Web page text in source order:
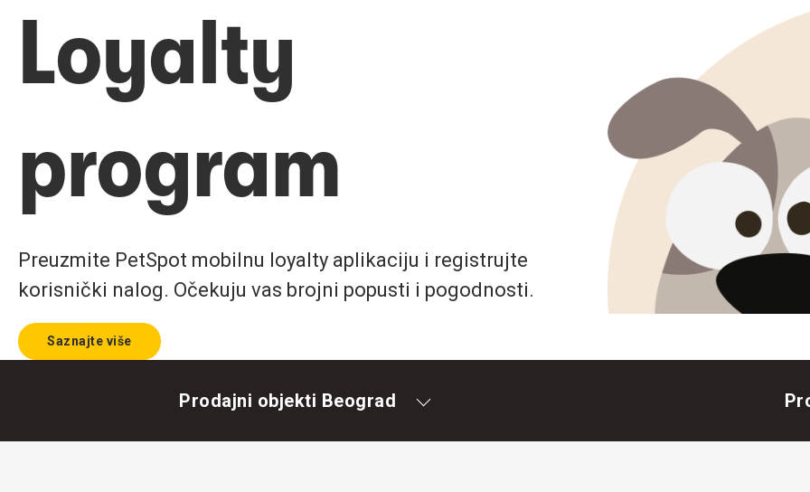
Loyalty
program
Preuzmite PetSpot mobilnu loyalty aplikaciju i registrujte
korisnički nalog. Očekuju vas brojni popusti i pogodnosti.
Saznajte više
Prodajni objekti Beograd